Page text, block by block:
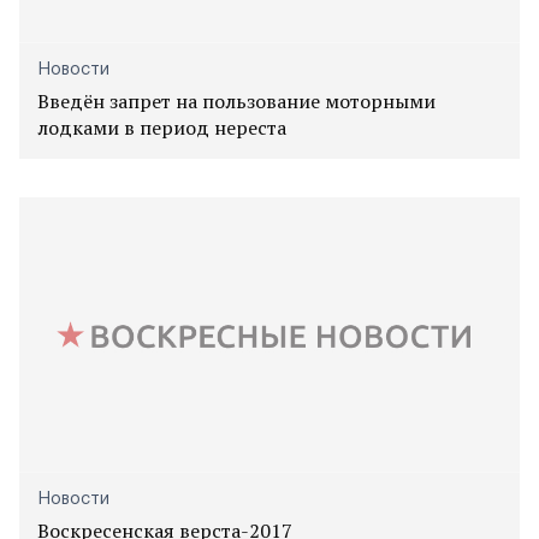
Новости
Введён запрет на пользование моторными
лодками в период нереста
Новости
Воскресенская верста-2017